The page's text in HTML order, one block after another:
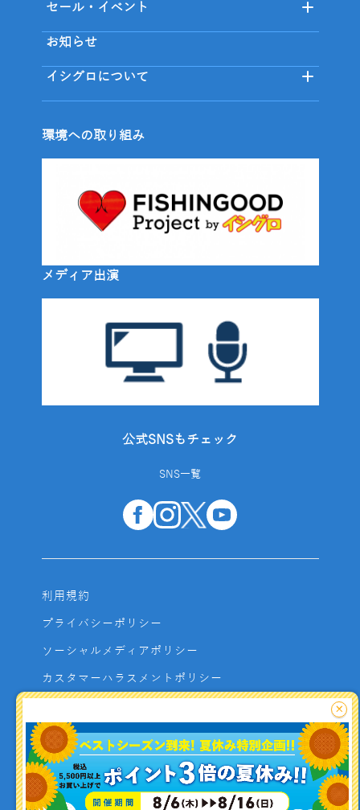
セール・イベント
お知らせ
イシグロについて
環境への取り組み
メディア出演
公式SNSもチェック
SNS一覧
利用規約
プライバシーポリシー
ソーシャルメディアポリシー
カスタマーハラスメントポリシー
よくあるご質問
お問い合わせ
利用者資金の保全方法
×